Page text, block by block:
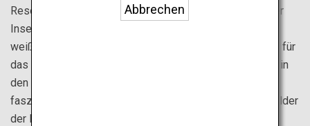
Resorts von Ishigaki. Flanieren Sie durch die Straßen der
Insel Taketomi, die von hübschen Ziegeldächern und
weißen Sandwegen gesäumt sind. Entscheiden Sie sich für
das Außergewöhnliche und buchen Sie einen Aufenthalt in
den Privatvillen von HOSHINOYA. Entdecken Sie die
faszinierenden Mangroven und subtropischen Regenwälder
der Insel Iriomote.
Abbrechen